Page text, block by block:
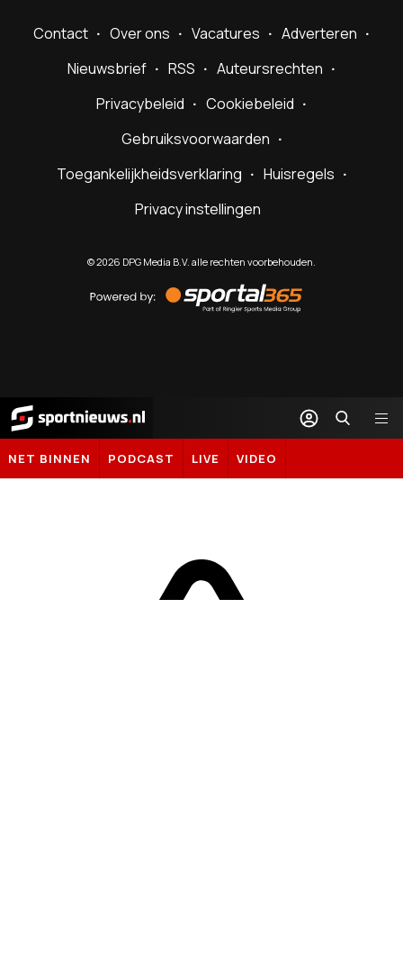
Contact Over ons Vacatures
Adverteren
Nieuwsbrief
RSS
Auteursrechten
Privacybeleid
Cookiebeleid
Gebruiksvoorwaarden
Toegankelijkheidsverklaring
Huisregels
Privacy instellingen
©2026 DPG Media B.V. alle rechten voorbehouden.
by
Sportal365
Sportnieuws.nl
NET BINNEN PODCAST LIVE VIDEO